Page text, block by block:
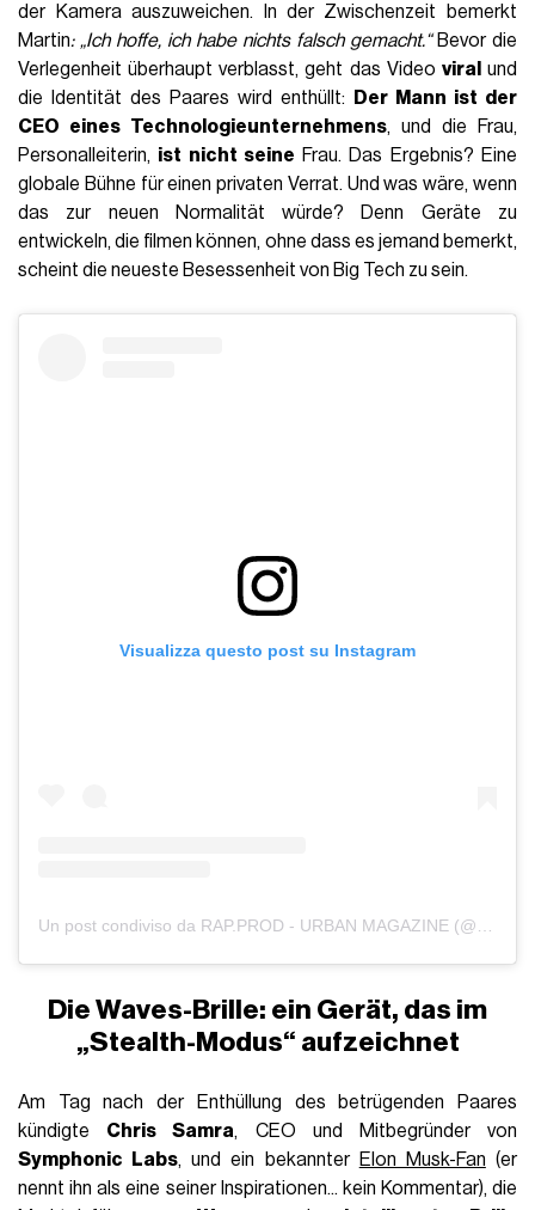
der Kamera auszuweichen. In der Zwischenzeit bemerkt
Martin: „Ich hoffe, ich habe nichts falsch gemacht.“Bevor die
Verlegenheit überhaupt verblasst, geht das Video viral
und
die Identität des Paares wird enthüllt:
Der Mann ist der
CEO eines Technologieunternehmens, und die Frau,
Personalleiterin, ist nicht seine Frau. Das Ergebnis? Eine
globale Bühne für einen privaten Verrat. Und was wäre, wenn
das zur neuen Normalität würde? Denn Geräte zu
entwickeln, die filmen können, ohne dass es jemand bemerkt,
scheint die neueste Besessenheit von Big Tech zu sein.
Visualizza questo post su Instagram
Un post condiviso da RAP.PROD - URBAN MAGAZINE (@rap.prodmagazine)
Die Waves-Brille: ein Gerät, das im
„Stealth-Modus“ aufzeichnet
Am Tag nach der Enthüllung des betrügenden Paares
kündigte Chris Samra, CEO und Mitbegründer von
Symphonic Labs, und ein bekannter Elon Musk-Fan (er
nennt ihn als eine seiner Inspirationen... kein Kommentar), die